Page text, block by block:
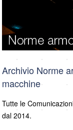
Archivio Norme
macchine
Tutte le
dal 2014.